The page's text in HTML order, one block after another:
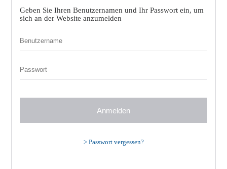
Geben Sie Ihren Benutzernamen und Ihr Passwort ein, um
sich an der Website anzumelden
> Passwort vergessen?